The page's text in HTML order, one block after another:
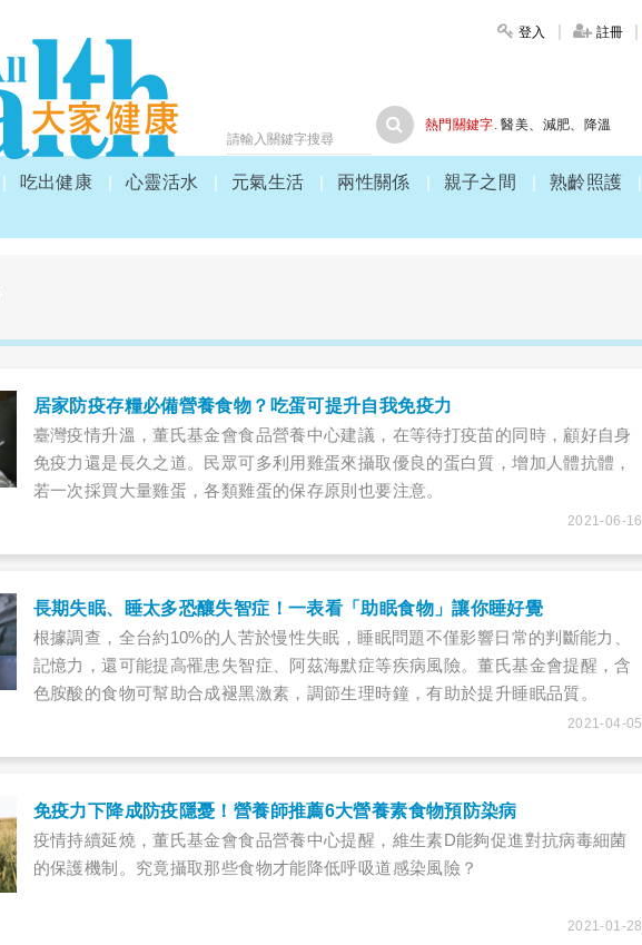
登入 註冊
熱門關鍵字. 醫美、 減肥、 降溫
吃出健康 心靈活水 元氣生活 兩性關係 親子之間 熟齡照護
居家防疫存糧必備營養食物？吃蛋可提升自我免疫力
臺灣疫情升溫，董氏基金會食品營養中心建議，在等待打疫苗的同時，顧好自身
免疫力還是長久之道。民眾可多利用雞蛋來攝取優良的蛋白質，增加人體抗體，
若一次採買大量雞蛋，各類雞蛋的保存原則也要注意。
2021-06-16
長期失眠、睡太多恐釀失智症！一表看「助眠食物」讓你睡好覺
根據調查，全台約10%的人苦於慢性失眠，睡眠問題不僅影響日常的判斷能力、
記憶力，還可能提高罹患失智症、阿茲海默症等疾病風險。董氏基金會提醒，含
色胺酸的食物可幫助合成褪黑激素，調節生理時鐘，有助於提升睡眠品質。
2021-04-05
免疫力下降成防疫隱憂！營養師推薦6大營養素食物預防染病
疫情持續延燒，董氏基金會食品營養中心提醒，維生素D能夠促進對抗病毒細菌
的保護機制。究竟攝取那些食物才能降低呼吸道感染風險？
2021-01-28